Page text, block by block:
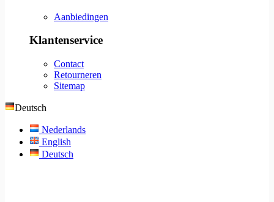
Aanbiedingen
Klantenservice
Contact
Retourneren
Sitemap
Deutsch
Nederlands
English
Deutsch